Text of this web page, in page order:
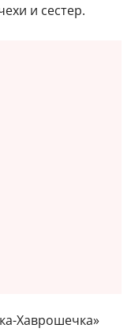
и сестер.
Хаврошечка»